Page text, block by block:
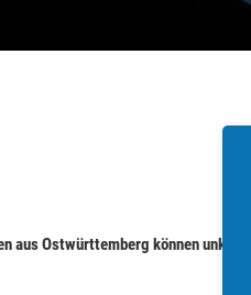
aus Ostwürttemberg können